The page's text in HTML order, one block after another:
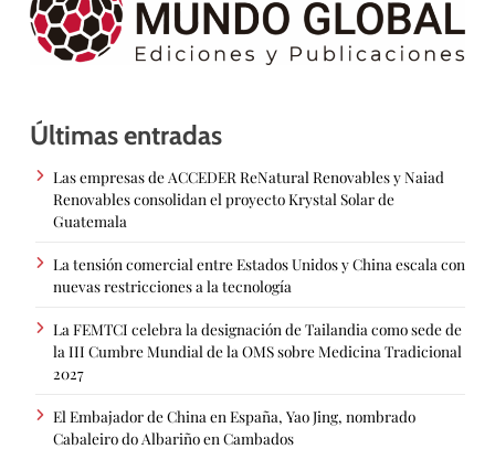
Últimas entradas
Las empresas de ACCEDER ReNatural Renovables y Naiad
Renovables consolidan el proyecto Krystal Solar de
Guatemala
La tensión comercial entre Estados Unidos y China escala con
nuevas restricciones a la tecnología
La FEMTCI celebra la designación de Tailandia como sede de
la III Cumbre Mundial de la OMS sobre Medicina Tradicional
2027
El Embajador de China en España, Yao Jing, nombrado
Cabaleiro do Albariño en Cambados